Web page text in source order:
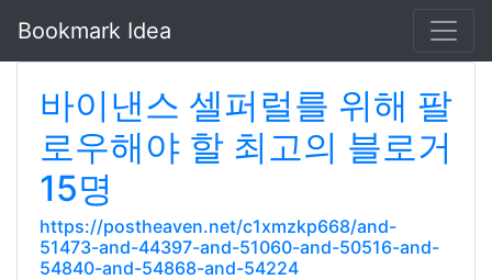
Bookmark Idea
바이낸스 셀퍼럴를 위해 팔
로우해야 할 최고의 블로거
15명
https://postheaven.net/c1xmzkp668/and-
51473-and-44397-and-51060-and-50516-and-
54840-and-54868-and-54224